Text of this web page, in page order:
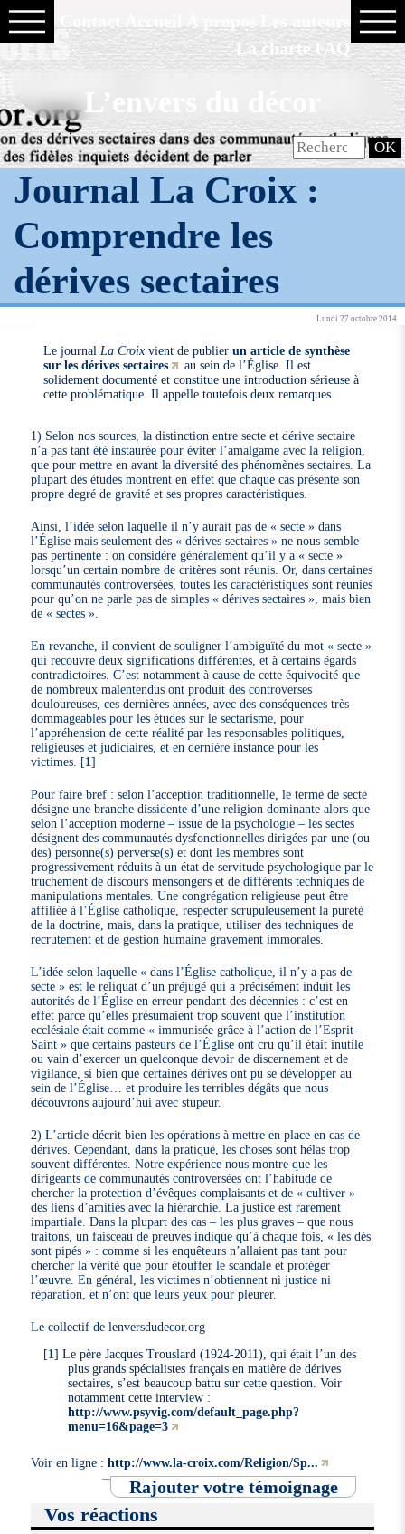
La charte FAQ
L’envers du décor
Journal La Croix :
Comprendre les
dérives sectaires
Lundi 27 octobre 2014
Le journal La Croix vient de publierun article de synthèse
sur les dérives sectaires
au sein de l’Église. Il est
solidement documenté et constitue une introduction sérieuse à
cette problématique. Il appelle toutefois deux remarques.
1) Selon nos sources, la distinction entre secte et dérive sectaire
n’a pas tant été instaurée pour éviter l’amalgame avec la religion,
que pour mettre en avant la diversité des phénomènes sectaires. La
plupart des études montrent en effet que chaque cas présente son
propre degré de gravité et ses propres caractéristiques.
Ainsi, l’idée selon laquelle il n’y aurait pas de « secte » dans
l’Église mais seulement des « dérives sectaires » ne nous semble
pas pertinente : on considère généralement qu’il y a « secte »
lorsqu’un certain nombre de critères sont réunis. Or, dans certaines
communautés controversées, toutes les caractéristiques sont réunies
pour qu’on ne parle pas de simples « dérives sectaires », mais bien
de « sectes ».
En revanche, il convient de souligner l’ambiguïté du mot « secte »
qui recouvre deux significations différentes, et à certains égards
contradictoires. C’est notamment à cause de cette équivocité que
de nombreux malentendus ont produit des controverses
douloureuses, ces dernières années, avec des conséquences très
dommageables pour les études sur le sectarisme, pour
l’appréhension de cette réalité par les responsables politiques,
religieuses et judiciaires, et en dernière instance pour les
victimes. [1]
Pour faire bref : selon l’acception traditionnelle, le terme de secte
désigne une branche dissidente d’une religion dominante alors que
selon l’acception moderne – issue de la psychologie – les sectes
désignent des communautés dysfonctionnelles dirigées par une (ou
des) personne(s) perverse(s) et dont les membres sont
progressivement réduits à un état de servitude psychologique par le
truchement de discours mensongers et de différents techniques de
manipulations mentales. Une congrégation religieuse peut être
affiliée à l’Église catholique, respecter scrupuleusement la pureté
de la doctrine, mais, dans la pratique, utiliser des techniques de
recrutement et de gestion humaine gravement immorales.
L’idée selon laquelle « dans l’Église catholique, il n’y a pas de
secte » est le reliquat d’un préjugé qui a précisément induit les
autorités de l’Église en erreur pendant des décennies : c’est en
effet parce qu’elles présumaient trop souvent que l’institution
ecclésiale était comme « immunisée grâce à l’action de l’Esprit-
Saint » que certains pasteurs de l’Église ont cru qu’il était inutile
ou vain d’exercer un quelconque devoir de discernement et de
vigilance, si bien que certaines dérives ont pu se développer au
sein de l’Église… et produire les terribles dégâts que nous
découvrons aujourd’hui avec stupeur.
2) L’article décrit bien les opérations à mettre en place en cas de
dérives. Cependant, dans la pratique, les choses sont hélas trop
souvent différentes. Notre expérience nous montre que les
dirigeants de communautés controversées ont l’habitude de
chercher la protection d’évêques complaisants et de « cultiver »
des liens d’amitiés avec la hiérarchie. La justice est rarement
impartiale. Dans la plupart des cas – les plus graves – que nous
traitons, un faisceau de preuves indique qu’à chaque fois, « les dés
sont pipés » : comme si les enquêteurs n’allaient pas tant pour
chercher la vérité que pour étouffer le scandale et protéger
l’œuvre. En général, les victimes n’obtiennent ni justice ni
réparation, et n’ont que leurs yeux pour pleurer.
Le collectif de lenversdudecor.org
[1]Le père Jacques Trouslard (1924-2011), qui était l’un des
plus grands spécialistes français en matière de dérives
sectaires, s’est beaucoup battu sur cette question. Voir
notamment cette interview :
http://www.psyvig.com/default_page.php?
menu=16&page=3
Voir en ligne :http://www.la-croix.com/Religion/Sp...
Rajouter votre témoignage
Vos réactions